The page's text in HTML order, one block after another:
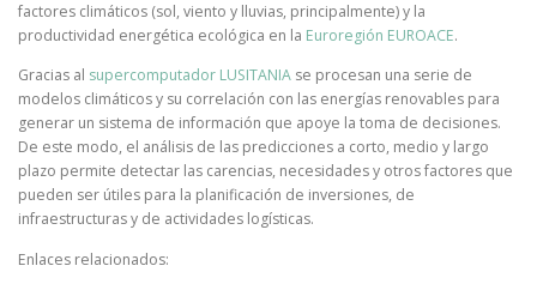
factores climáticos (sol, viento y lluvias, principalmente) y la
productividad energética ecológica en la Euroregión EUROACE.
Gracias al supercomputador LUSITANIA se procesan una serie de
modelos climáticos y su correlación con las energías renovables para
generar un sistema de información que apoye la toma de decisiones.
De este modo, el análisis de las predicciones a corto, medio y largo
plazo permite detectar las carencias, necesidades y otros factores que
pueden ser útiles para la planificación de inversiones, de
infraestructuras y de actividades logísticas.
Enlaces relacionados: